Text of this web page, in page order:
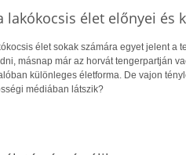
lakókocsis élet előnyei és
élet sokak számára egyet jelent a
másnap már az horvát tengerpartján
különleges életforma. De vajon
médiában látszik?